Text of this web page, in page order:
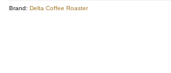
Brand: Delta Coffee Roaster